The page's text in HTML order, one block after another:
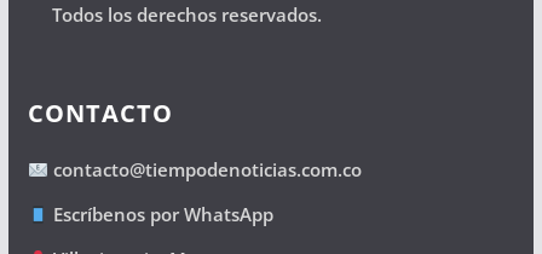
Todos los derechos reservados.
CONTACTO
contacto@tiempodenoticias.com.co
Escríbenos por WhatsApp